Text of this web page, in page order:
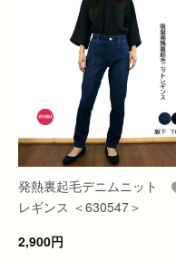
発熱裏起毛デニムニット
レギンス ＜630547＞
2,900円